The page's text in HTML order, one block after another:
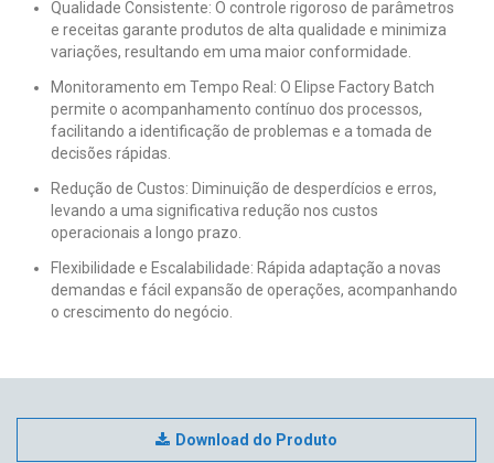
Qualidade Consistente: O controle rigoroso de parâmetros
e receitas garante produtos de alta qualidade e minimiza
variações, resultando em uma maior conformidade.
Monitoramento em Tempo Real: O Elipse Factory Batch
permite o acompanhamento contínuo dos processos,
facilitando a identificação de problemas e a tomada de
decisões rápidas.
Redução de Custos: Diminuição de desperdícios e erros,
levando a uma significativa redução nos custos
operacionais a longo prazo.
Flexibilidade e Escalabilidade: Rápida adaptação a novas
demandas e fácil expansão de operações, acompanhando
o crescimento do negócio.
Download do Produto